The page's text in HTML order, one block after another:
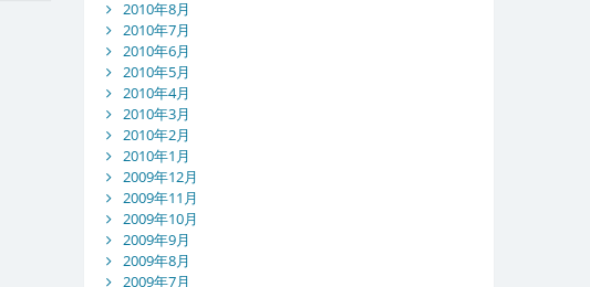
2010年8月
2010年7月
2010年6月
2010年5月
2010年4月
2010年3月
2010年2月
2010年1月
2009年12月
2009年11月
2009年10月
2009年9月
2009年8月
2009年7月